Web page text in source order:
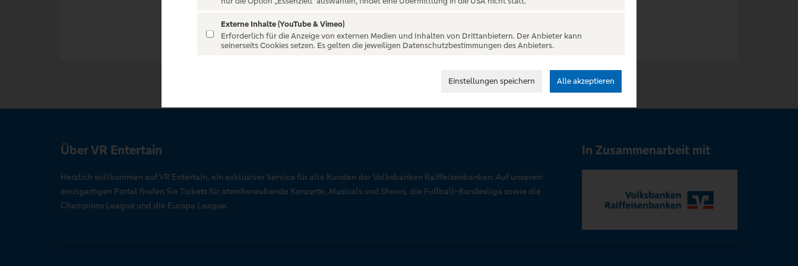
Über VR Entertain
Herzlich willkommen auf VR Entertain, ein exklusiver Service für alle Kunden der Volksbanken Raiffeisenbanken. Auf unserem
einzigartigen Portal finden Sie Tickets für atemberaubende Konzerte, Musicals und Shows, die Fußball-Bundesliga sowie die
Champions League und die Europa League.
In Zusammenarbeit mit
Externe Inhalte (YouTube & Vimeo)
Erforderlich für die Anzeige von externen Medien und Inhalten von Drittanbietern. Der Anbieter kann
seinerseits Cookies setzen. Es gelten die jeweiligen Datenschutzbestimmungen des Anbieters.
Einstellungen speichern Alle akzeptieren